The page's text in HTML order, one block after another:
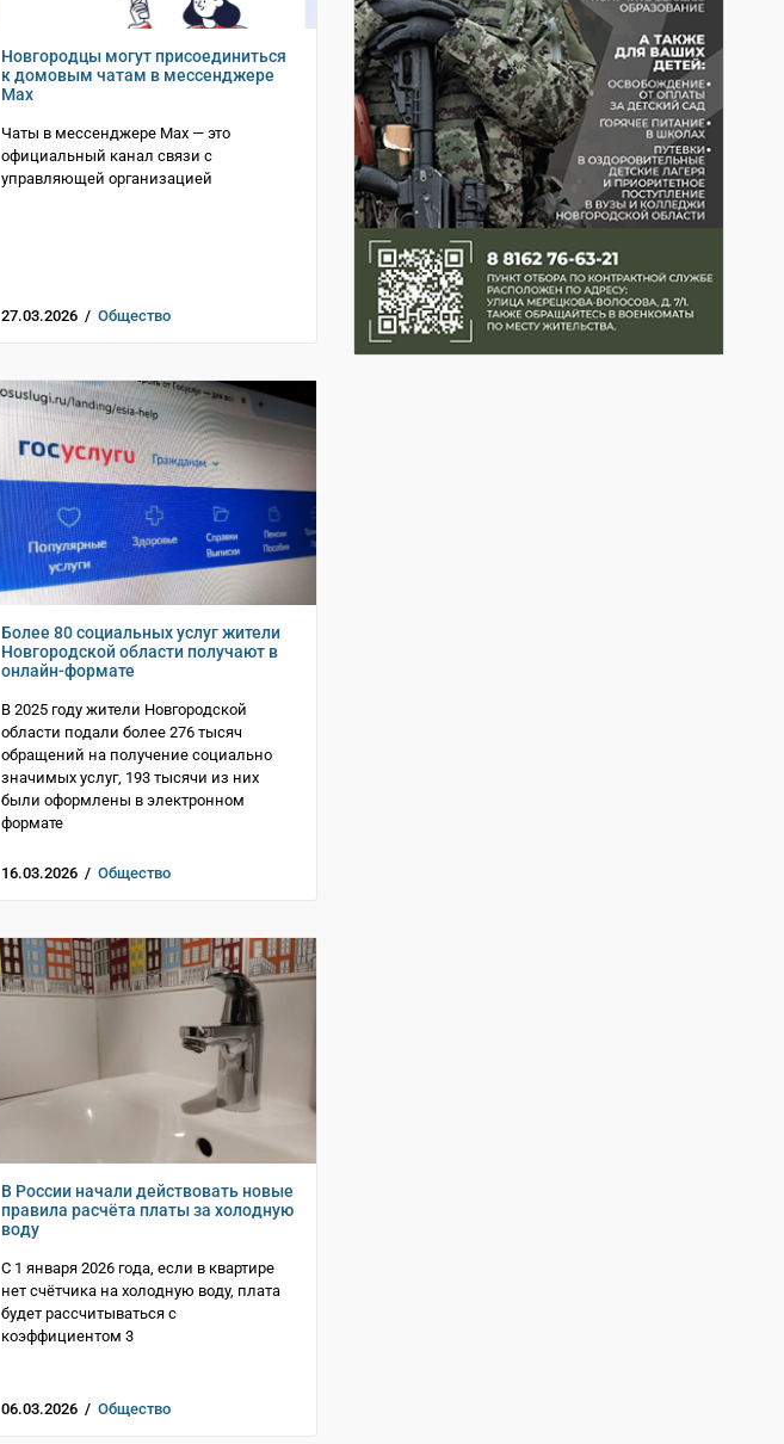
Новгородцы могут присоединиться
к домовым чатам в мессенджере
Mах
Чаты в мессенджере Mах — это
официальный канал связи с
управляющей организацией
27.03.2026 / Общество
Более 80 социальных услуг жители
Новгородской области получают в
онлайн-формате
В 2025 году жители Новгородской
области подали более 276 тысяч
обращений на получение социально
значимых услуг, 193 тысячи из них
были оформлены в электронном
формате
16.03.2026 / Общество
В России начали действовать новые
правила расчёта платы за холодную
воду
С 1 января 2026 года, если в квартире
нет счётчика на холодную воду, плата
будет рассчитываться с
коэффициентом 3
06.03.2026 / Общество